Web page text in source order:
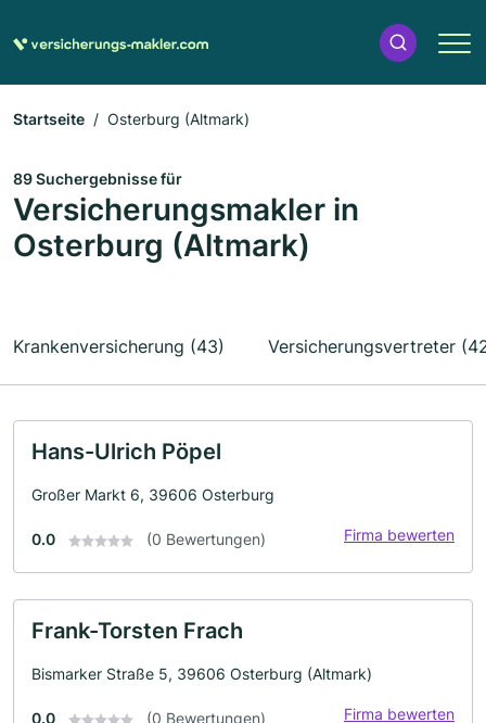
Startseite Osterburg (Altmark)
89 Suchergebnisse für
Versicherungsmakler in
Osterburg (Altmark)
Krankenversicherung (43) Versicherungsvertreter
Hans-Ulrich Pöpel
Großer Markt 6, 39606 Osterburg
0.0 (0 Bewertungen) Firma bewerten
Frank-Torsten Frach
Bismarker Straße 5, 39606 Osterburg (Altmark)
0.0 (0 Bewertungen) Firma bewerten